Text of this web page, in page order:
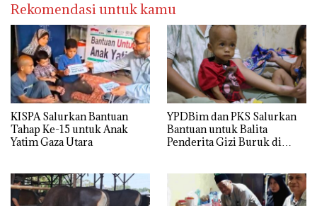
Rekomendasi untuk kamu
KISPA Salurkan Bantuan
Tahap Ke-15 untuk Anak
Yatim Gaza Utara
YPDBim dan PKS Salurkan
Bantuan untuk Balita
Penderita Gizi Buruk di